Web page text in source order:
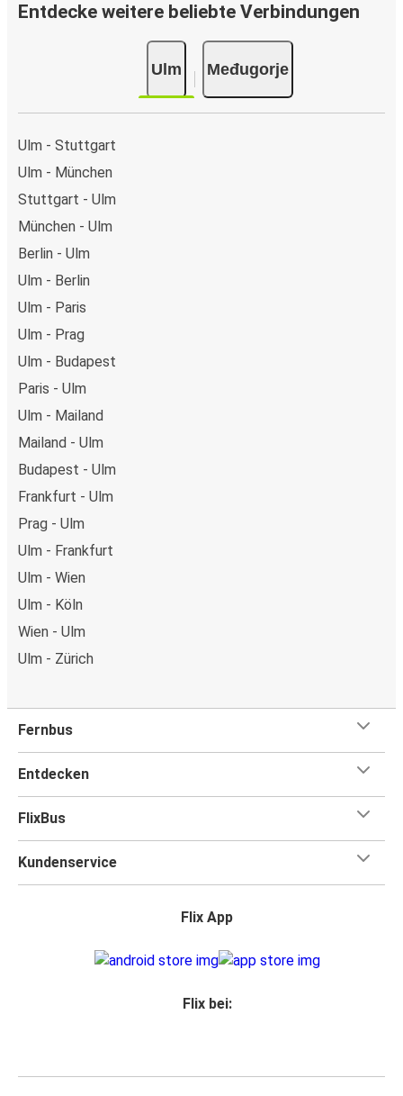
Entdecke weitere beliebte Verbindungen
Ulm Međugorje
Ulm - Stuttgart
Ulm - München
Stuttgart - Ulm
München - Ulm
Berlin - Ulm
Ulm - Berlin
Ulm - Paris
Ulm - Prag
Ulm - Budapest
Paris - Ulm
Ulm - Mailand
Mailand - Ulm
Budapest - Ulm
Frankfurt - Ulm
Prag - Ulm
Ulm - Frankfurt
Ulm - Wien
Ulm - Köln
Wien - Ulm
Ulm - Zürich
Fernbus
Entdecken
FlixBus
Kundenservice
Flix App
Flix bei: